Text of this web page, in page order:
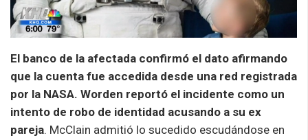
El banco de la afectada confirmó el dato afirmando
que la cuenta fue accedida desde una red registrada
por la NASA. Worden reportó el incidente como un
intento de robo de identidad acusando a su ex
pareja. McClain admitió lo sucedido escudándose en